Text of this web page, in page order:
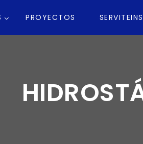
PROYECTOS SERVITEINS